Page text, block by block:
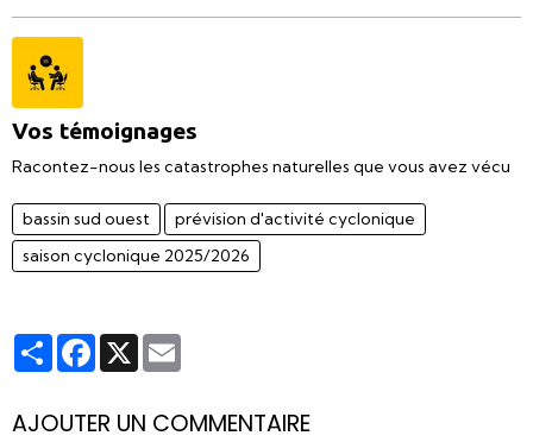
Vos témoignages
Racontez-nous les catastrophes naturelles que vous avez vécu
bassin sud ouest
prévision d'activité cyclonique
saison cyclonique 2025/2026
PartagerFacebook
X
AJOUTER UN COMMENTAIRE